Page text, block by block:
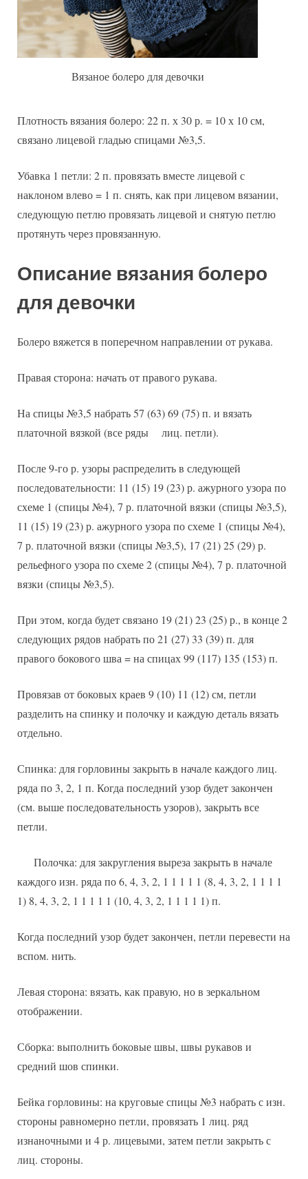
Вязаное болеро для девочки
Плотность вязания болеро: 22 п. х 30 р. = 10 х 10 см,
связано лицевой гладью спицами №3,5.
Убавка 1 петли: 2 п. провязать вместе лицевой с
наклоном влево = 1 п. снять, как при лицевом вязании,
следующую петлю провязать лицевой и снятую петлю
протянуть через провязанную.
Описание вязания болеро
для девочки
Болеро вяжется в поперечном направлении от рукава.
Правая сторона: начать от правого рукава.
На спицы №3,5 набрать 57 (63) 69 (75) п. и вязать
платочной вязкой (все ряды лиц. петли).
После 9-го р. узоры распределить в следующей
последовательности: 11 (15) 19 (23) р. ажурного узора по
схеме 1 (спицы №4), 7 р. платочной вязки (спицы №3,5),
11 (15) 19 (23) р. ажурного узора по схеме 1 (спицы №4),
7 р. платочной вязки (спицы №3,5), 17 (21) 25 (29) р.
рельефного узора по схеме 2 (спицы №4), 7 р. платочной
вязки (спицы №3,5).
При этом, когда будет связано 19 (21) 23 (25) р., в конце 2
следующих рядов набрать по 21 (27) 33 (39) п. для
правого бокового шва = на спицах 99 (117) 135 (153) п.
Провязав от боковых краев 9 (10) 11 (12) см, петли
разделить на спинку и полочку и каждую деталь вязать
отдельно.
Спинка: для горловины закрыть в начале каждого лиц.
ряда по 3, 2, 1 п. Когда последний узор будет закончен
(см. выше последовательность узоров), закрыть все
петли.
Полочка: для закругления выреза закрыть в начале
каждого изн. ряда по 6, 4, 3, 2, 1 1 1 1 1 (8, 4, 3, 2, 1 1 1 1
1) 8, 4, 3, 2, 1 1 1 1 1 (10, 4, 3, 2, 1 1 1 1 1) п.
Когда последний узор будет закончен, петли перевести на
вспом. нить.
Левая сторона: вязать, как правую, но в зеркальном
отображении.
Сборка: выполнить боковые швы, швы рукавов и
средний шов спинки.
Бейка горловины: на круговые спицы №3 набрать с изн.
стороны равномерно петли, провязать 1 лиц. ряд
изнаночными и 4 р. лицевыми, затем петли закрыть с
лиц. стороны.